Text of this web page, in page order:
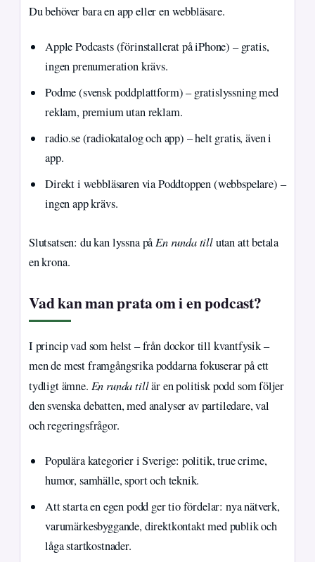
Du behöver bara en app eller en webbläsare.
Apple Podcasts (förinstallerat på iPhone) – gratis,
ingen prenumeration krävs.
Podme (svensk poddplattform) – gratislyssning med
reklam, premium utan reklam.
radio.se (radiokatalog och app) – helt gratis, även i
app.
Direkt i webbläsaren via Poddtoppen (webbspelare) –
ingen app krävs.
Slutsatsen: du kan lyssna påEn runda tillutan att betala
en krona.
Vad kan man prata om i en podcast?
I princip vad som helst – från dockor till kvantfysik –
men de mest framgångsrika poddarna fokuserar på ett
tydligt ämne. En runda tillär en politisk podd som följer
den svenska debatten, med analyser av partiledare, val
och regeringsfrågor.
Populära kategorier i Sverige: politik, true crime,
humor, samhälle, sport och teknik.
Att starta en egen podd ger tio fördelar: nya nätverk,
varumärkesbyggande, direktkontakt med publik och
låga startkostnader.